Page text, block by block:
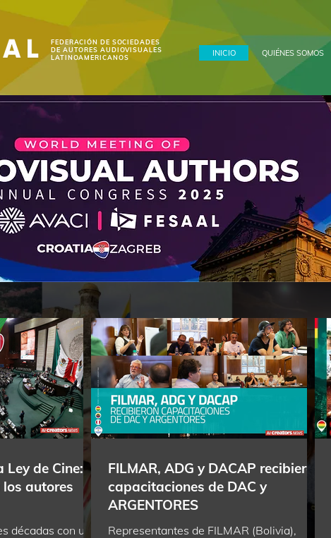
FEDERACIÓN DE SOCIEDADES
DE AUTORES AUDIOVISUALES
LATINOAMERICANOS
INICIO QUIÉNES SOMOS
Ley de Cine:
autores
décadas con un
FILMAR, ADG y DACAP recibieron
capacitaciones de DAC y
ARGENTORES
Representantes de FILMAR (Bolivia),